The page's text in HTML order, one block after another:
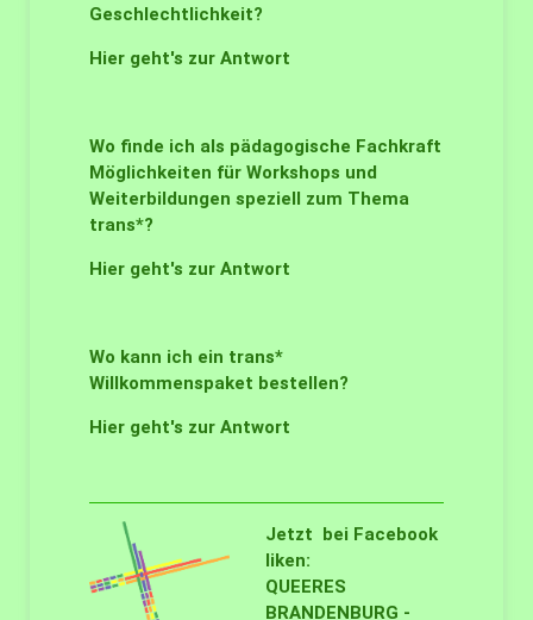
Geschlechtlichkeit?
Hier geht's zur Antwort
Wo finde ich als pädagogische Fachkraft
Möglichkeiten für Workshops und
Weiterbildungen speziell zum Thema
trans*?
Hier geht's zur Antwort
Wo kann ich ein trans*
Willkommenspaket bestellen?
Hier geht's zur Antwort
Jetzt bei Facebook
liken:
QUEERES
BRANDENBURG -